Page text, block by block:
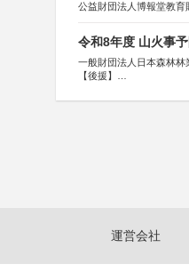
公益財団法人博報堂教育
令和8年度 山火事
一般財団法人日本森林林
【後援】
運営会社